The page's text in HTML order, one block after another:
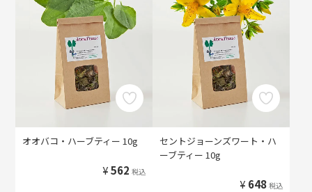
オオバコ・ハーブティー 10g
¥562 税込
セントジョーンズワート・ハ
ーブティー 10g
¥ 648 税込